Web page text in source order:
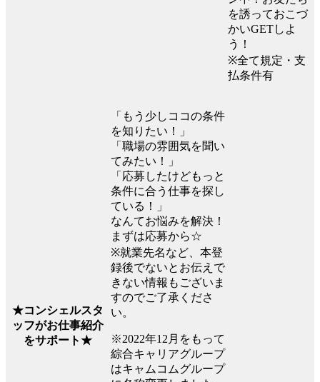
を誘っておこづ
かいGETしよ
う！
※全て規定・支
払条件有
★コンシェルスタ
ッフがお仕事紹介
をサポート★
「もう少しココの条件
を知りたい！」
「職場の雰囲気を聞い
てみたい！」
「応募したけどもっと
条件に合う仕事を探し
ている！」
なんてお悩みを解決！
まずは応募から☆
※就業先名など、本登
録後でないとお伝えで
きない情報もございま
すのでご了承くださ
い。
※2022年12月をもって
綜合キャリアグループ
はキャムコムグループ